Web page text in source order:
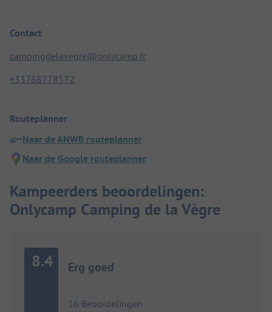
Contact
campingdelavegre@onlycamp.fr
+33768778572
Routeplanner
Naar de ANWB routeplanner
Naar de Google routeplanner
Kampeerders beoordelingen:
Onlycamp Camping de la Vègre
8.4 Erg goed
16 Beoordelingen